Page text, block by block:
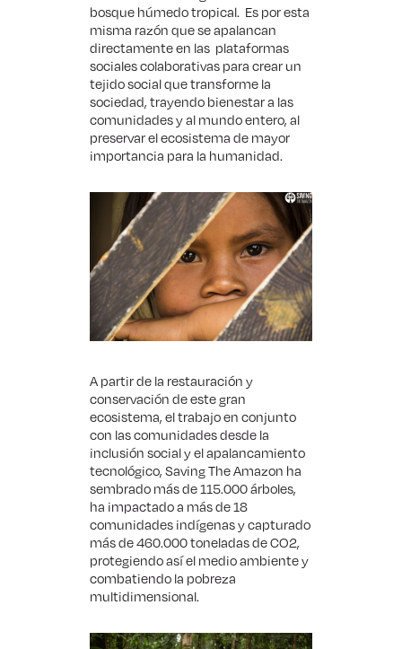
bosque húmedo tropical. Es por esta
misma razón que se apalancan
directamente en las plataformas
sociales colaborativas para crear un
tejido social que transforme la
sociedad,trayendo bienestar a las
comunidadesy al mundo entero, al
preservar el ecosistema de mayor
importancia para la humanidad.
A partir de la restauración y
conservación de este gran
ecosistema, el trabajo en conjunto
con las comunidades desde la
inclusión social y el apalancamiento
tecnológico, Saving The Amazon ha
sembrado más de 115.000 árboles,
ha impactado a más de 18
comunidades indígenas y capturado
más de 460.000 toneladas de CO2,
protegiendo así el medio ambiente y
combatiendo la pobreza
multidimensional.